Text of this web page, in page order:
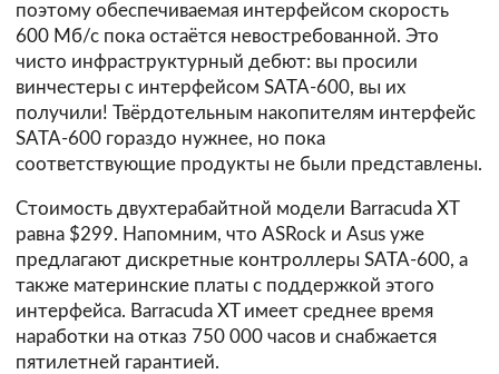
поэтому обеспечиваемая интерфейсом скорость
600 Мб/с пока остаётся невостребованной. Это
чисто инфраструктурный дебют: вы просили
винчестеры с интерфейсом SATA-600, вы их
получили! Твёрдотельным накопителям интерфейс
SATA-600 гораздо нужнее, но пока
соответствующие продукты не были представлены.
Стоимость двухтерабайтной модели Barracuda XT
равна $299. Напомним, что ASRock и Asus уже
предлагают дискретные контроллеры SATA-600, а
также материнские платы с поддержкой этого
интерфейса. Barracuda XT имеет среднее время
наработки на отказ 750 000 часов и снабжается
пятилетней гарантией.